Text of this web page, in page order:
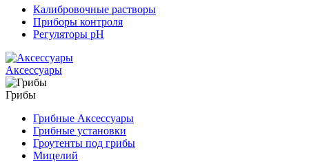
Калибровочные растворы
Приборы контроля
Регуляторы pH
Аксессуары
Грибы
Грибные Аксессуары
Грибные установки
Гроутенты под грибы
Мицелий